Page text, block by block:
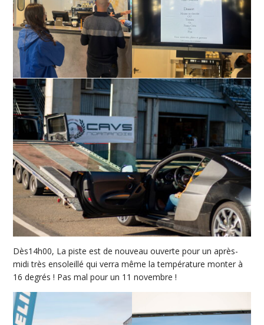
Dès14h00, La piste est de nouveau ouverte pour un après-
midi très ensoleillé qui verra même la température monter à
16 degrés ! Pas mal pour un 11 novembre !